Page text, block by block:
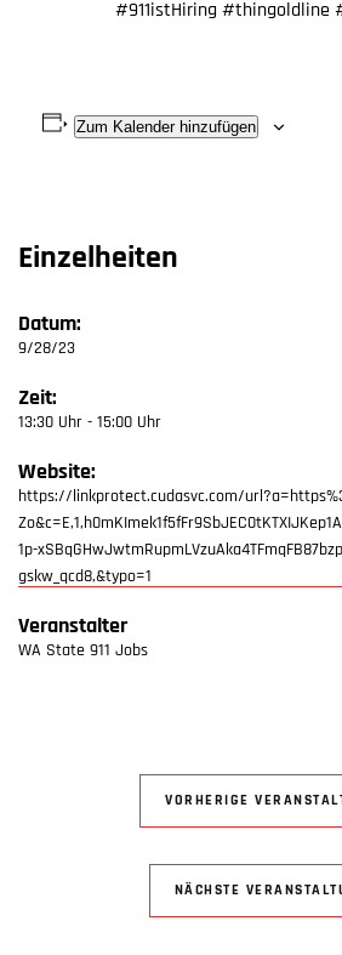
#911istHiring #thingoldline
Zum Kalender hinzufügen
Einzelheiten
Datum:
9/28/23
Zeit:
13:30 Uhr - 15:00 Uhr
Website:
https://linkprotect.cudasvc.com/
1p-
gskw_qcd8,&typo=1
Veranstalter
WA State 911 Jobs
VORHERIGE
NÄCHSTE